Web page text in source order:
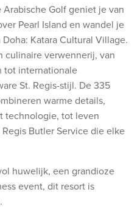
Golf geniet je van
Pearl Island en wandel je
Katara Cultural Village.
culinaire verwennerij, van
tot internationale
St. Regis-stijl. De 335
warme details,
technologie, tot leven
Butler Service die elke
huwelijk, een grandioze
event, dit resort is